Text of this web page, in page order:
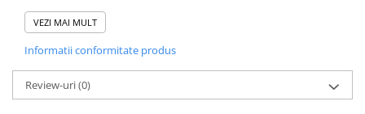
Cărți
Cărți pentru copii
Cărți ilustrate și interactive
Număr pagini: 24
Limba: Română
ISBN: 9789975547406
Dimensiuni: l: 22cm | h: 28cm
VEZI MAI MULT
Informatii conformitate produs
Review-uri(0)